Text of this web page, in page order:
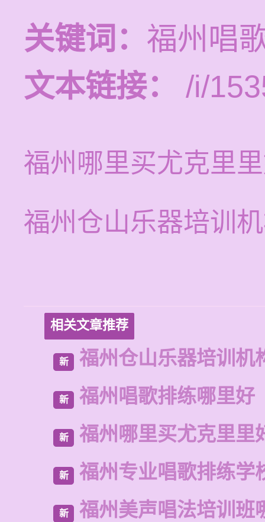
关键词： 福州唱
文本链接：
/i/
福州哪里买尤克里
福州仓山乐器培训
相关文章推荐
新 福州仓山乐器培训机
新 福州唱歌排练哪里好
新 福州哪里买尤克里里
新 福州专业唱歌排练学
新 福州美声唱法培训班